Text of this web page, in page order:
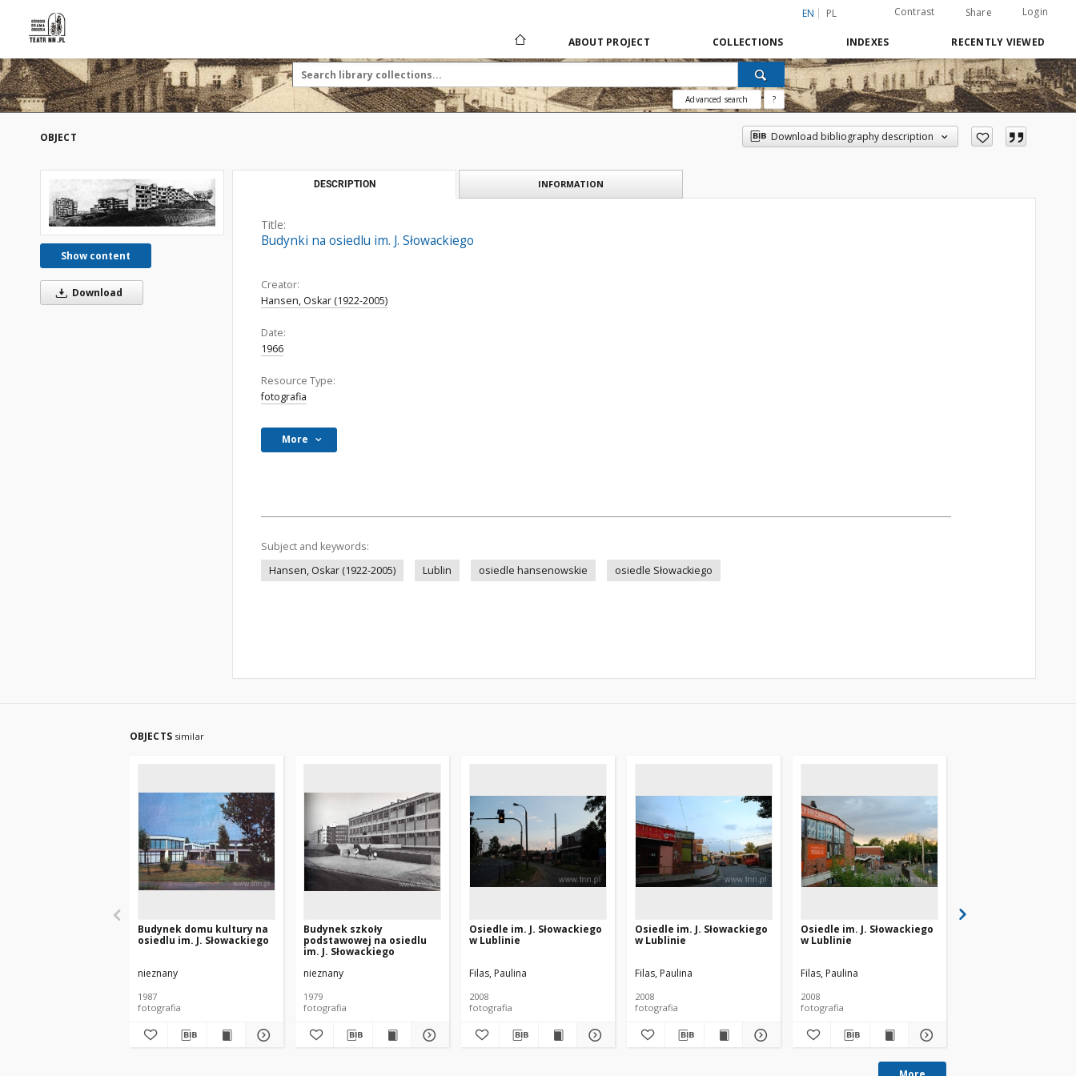
EN PL Contrast Share Login
ABOUT PROJECT COLLECTIONS INDEXES RECENTLY VIEWED
Advanced search ?
OBJECT Download bibliography description
Show content
Download
DESCRIPTION INFORMATION
Title:
Budynki na osiedlu im. J. Słowackiego
Creator:
Hansen, Oskar (1922-2005)
Date:
1966
Resource Type:
fotografia
More
Subject and keywords:
Hansen, Oskar (1922-2005)
Lublin osiedle hansenowskie osiedle Słowackiego
OBJECTS similar
Budynek domu kultury na
osiedlu im. J. Słowackiego
nieznany
1987
fotografia
Budynek szkoły
podstawowej na osiedlu
im. J. Słowackiego
nieznany
1979
fotografia
Osiedle im. J. Słowackiego
w Lublinie
Filas, Paulina
2008
fotografia
Osiedle im. J. Słowackiego
w Lublinie
Filas, Paulina
2008
fotografia
Osiedle im. J. Słowackiego
w Lublinie
Filas, Paulina
2008
fotografia